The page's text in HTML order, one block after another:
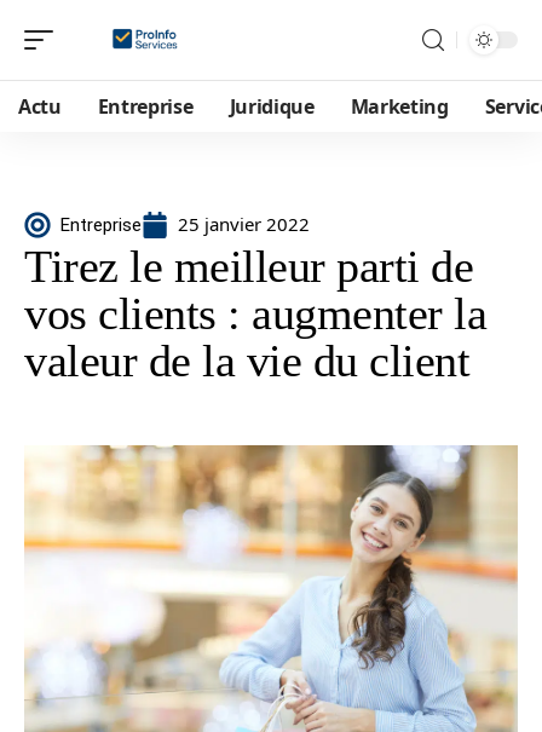
Actu Entreprise Juridique Marketing
Entreprise 25 janvier 2022
Tirez le meilleur parti de
vos clients : augmenter la
valeur de la vie du client